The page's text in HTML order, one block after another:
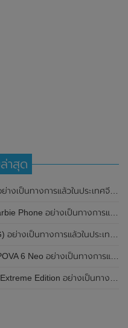
าสุด
นทาน และแบตเตอรี่สุดอึดขนาดใหญ่ 6,500mAh พร้อมรองรับการชาร์จไว 80W
างเป็นทางการแล้ว มาพร้อมธีมสีชมพูสดใส
เป็นทางการแล้วในประเทศอินเดีย
ทางการแล้วในประเทศไทย ในราคา 8,499 บาท
อย่างเป็นทางการแล้วในประเทศจีน